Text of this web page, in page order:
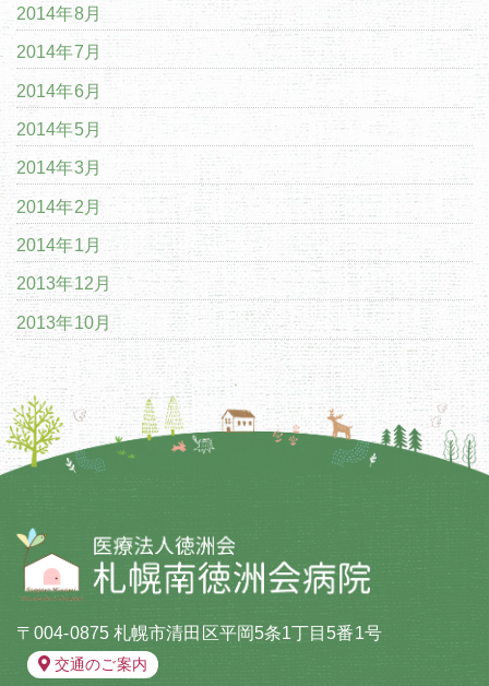
2014年8月
2014年7月
2014年6月
2014年5月
2014年3月
2014年2月
2014年1月
2013年12月
2013年10月
〒004-0875 札幌市清田区平岡5条1丁目5番1号
交通のご案内